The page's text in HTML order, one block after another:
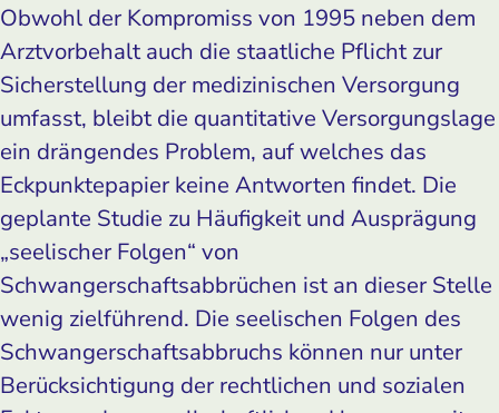
Obwohl der Kompromiss von 1995 neben dem
Arztvorbehalt auch die staatliche Pflicht zur
Sicherstellung der medizinischen Versorgung
umfasst, bleibt die quantitative Versorgungslage
ein drängendes Problem, auf welches das
Eckpunktepapier keine Antworten findet. Die
geplante Studie zu Häufigkeit und Ausprägung
„seelischer Folgen“ von
Schwangerschaftsabbrüchen ist an dieser Stelle
wenig zielführend. Die seelischen Folgen des
Schwangerschaftsabbruchs können nur unter
Berücksichtigung der rechtlichen und sozialen